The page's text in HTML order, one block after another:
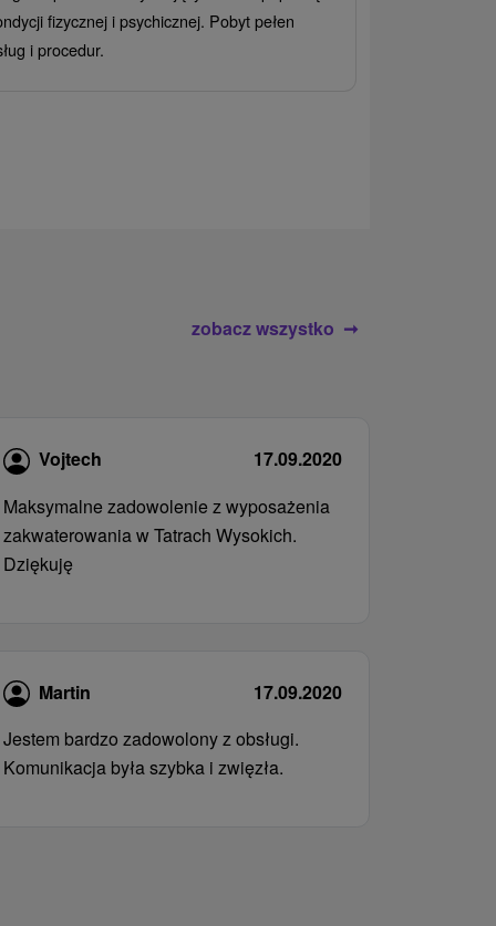
fizycznej i psychicznej. Pobyt pełen
i procedur.
zobacz wszystko
Vojtech
17.09.2020
Maksymalne zadowolenie z wyposażenia
zakwaterowania w Tatrach Wysokich.
Dziękuję
Martin
17.09.2020
Jestem bardzo zadowolony z obsługi.
Komunikacja była szybka i zwięzła.